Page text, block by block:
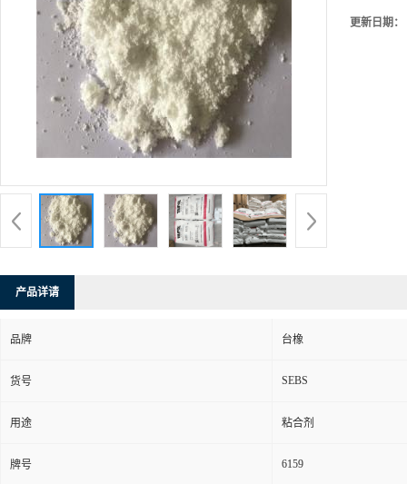
货号 SEBS
用途 粘合剂
牌号 6159
型号 6159